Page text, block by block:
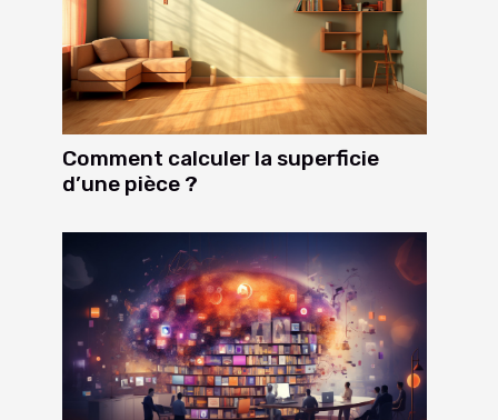
Comment calculer la superficie
d’une pièce ?